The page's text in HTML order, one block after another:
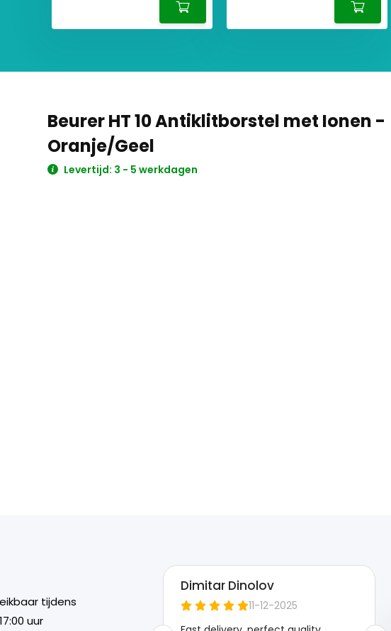
Beurer HT 10 Antiklitborstel met Ionen -
Oranje/Geel
Levertijd: 3 - 5 werkdagen
tijdens
uur